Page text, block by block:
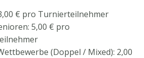
€ pro Turnierteilnehmer
5,00 € pro
(Doppel / Mixed): 2,00